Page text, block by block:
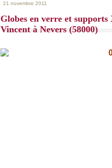
21 novembre 2011
Globes en verre et
Vincent à Nevers (58000)